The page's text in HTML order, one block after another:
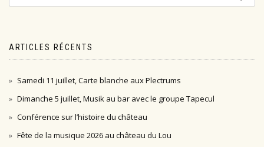
ARTICLES RÉCENTS
Samedi 11 juillet, Carte blanche aux Plectrums
Dimanche 5 juillet, Musik au bar avec le groupe Tapecul
Conférence sur l’histoire du château
Fête de la musique 2026 au château du Lou